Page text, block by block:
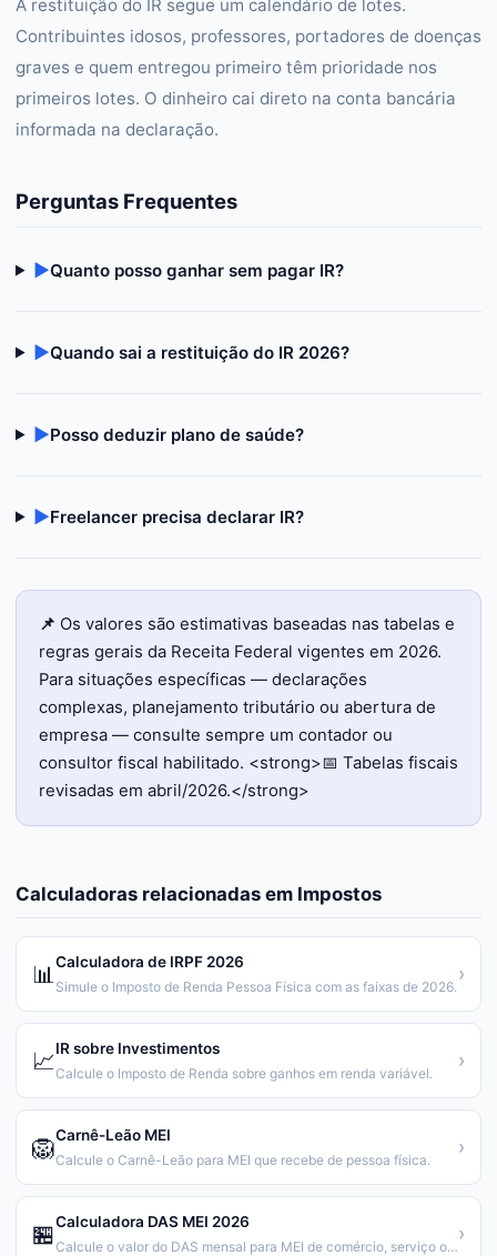
A restituição do IR segue um calendário de lotes.
Contribuintes idosos, professores, portadores de doenças
graves e quem entregou primeiro têm prioridade nos
primeiros lotes. O dinheiro cai direto na conta bancária
informada na declaração.
Perguntas Frequentes
▶Quanto posso ganhar sem pagar IR?
▶Quando sai a restituição do IR 2026?
▶Posso deduzir plano de saúde?
▶Freelancer precisa declarar IR?
📌 Os valores são estimativas baseadas nas tabelas e
regras gerais da Receita Federal vigentes em 2026.
Para situações específicas — declarações
complexas, planejamento tributário ou abertura de
empresa — consulte sempre um contador ou
consultor fiscal habilitado. <strong>📅 Tabelas fiscais
revisadas em abril/2026.</strong>
Calculadoras relacionadas em Impostos
📊 Calculadora de IRPF 2026
Simule o Imposto de Renda Pessoa Física com as faixas de 2026.
›
📈IR sobre Investimentos
Calcule o Imposto de Renda sobre ganhos em renda variável.
›
🦁Carnê-Leão MEI
Calcule o Carnê-Leão para MEI que recebe de pessoa física.
›
🏪Calculadora DAS MEI 2026
Calcule o valor do DAS mensal para MEI de comércio, serviço ou ambos.
›